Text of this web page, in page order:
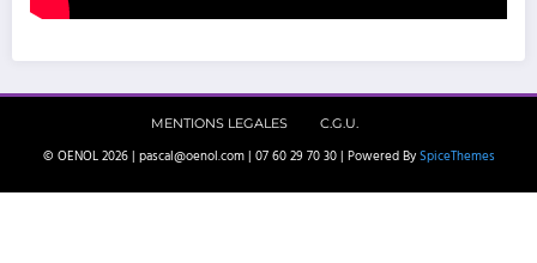
MENTIONS LEGALES C.G.U.
© OENOL 2026 | pascal@oenol.com | 07 60 29 70 30 | Powered By SpiceThemes